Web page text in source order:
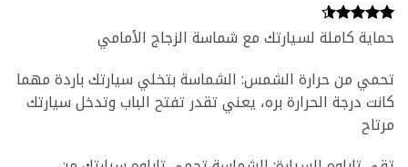
تم التقييم
4.5من
على تقييم
العملاء
حماية كاملة لسيارتك مع شماسة الزجاج الأمامي
تحمي من حرارة الشمس: الشماسة بتخلي سيارتك باردة مهما
كانت درجة الحرارة بره، يعني تقدر تفتح الباب وتدخل سيارتك
مرتاح